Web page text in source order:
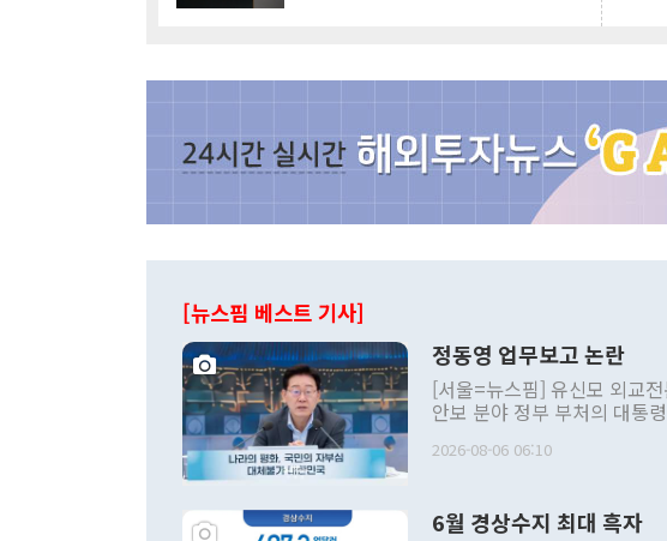
[뉴스핌 베스트 기사]
정동영 업무보고 논란
[서울=뉴스핌] 유신모 외교
안보 분야 정부 부처의 대통
발언 중에는 정부 내 조율을
주의적 희망에 근거한 비현
2026-08-06 06:10
6월 경상수지 최대 흑자